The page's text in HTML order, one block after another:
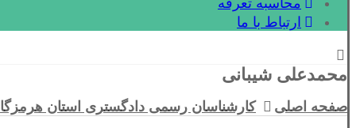
محاسبه تعرفه
ارتباط با ما
محمدعلی شیبانی
صفحه اصلی کارشناسان رسمی دادگستری استان